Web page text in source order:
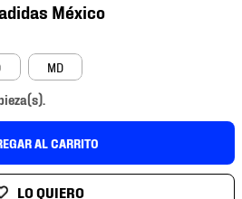
MD
AL CARRITO